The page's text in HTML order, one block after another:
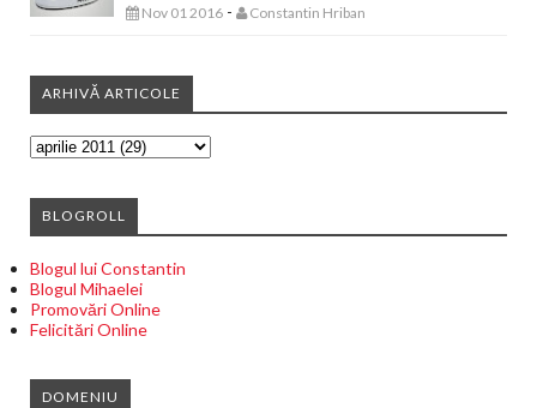
Nov 01 2016 - Constantin Hriban
ARHIVĂ ARTICOLE
BLOGROLL
Blogul lui Constantin
Blogul Mihaelei
Promovări Online
Felicitări Online
DOMENIU